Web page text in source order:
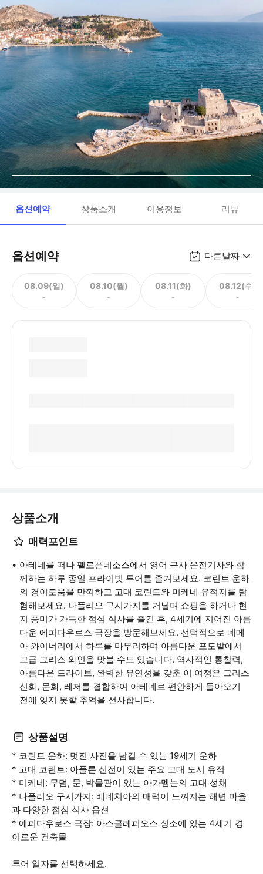
옵션예약 상품소개 이용정보 리뷰
옵션예약 다른날짜
08.09(일)
-
08.10(월)
-
08.11(화)
-
08.12(수)
-
상품소개
매력포인트
아테네를 떠나 펠로폰네소스에서 영어 구사 운전기사와 함
께하는 하루 종일 프라이빗 투어를 즐겨보세요. 코린트 운하
의 경이로움을 만끽하고 고대 코린트와 미케네 유적지를 탐
험해보세요. 나플리오 구시가지를 거닐며 쇼핑을 하거나 현
지 풍미가 가득한 점심 식사를 즐긴 후, 4세기에 지어진 아름
다운 에피다우로스 극장을 방문해보세요. 선택적으로 네메
아 와이너리에서 하루를 마무리하며 아름다운 포도밭에서
고급 그리스 와인을 맛볼 수도 있습니다. 역사적인 통찰력,
아름다운 드라이브, 완벽한 유연성을 갖춘 이 여정은 그리스
신화, 문화, 레저를 결합하여 아테네로 편안하게 돌아오기
전에 잊지 못할 추억을 선사합니다.
상품설명
* 코린트 운하: 멋진 사진을 남길 수 있는 19세기 운하
* 고대 코린트: 아폴론 신전이 있는 주요 고대 도시 유적
* 미케네: 무덤, 문, 박물관이 있는 아가멤논의 고대 성채
* 나플리오 구시가지: 베네치아의 매력이 느껴지는 해변 마을
과 다양한 점심 식사 옵션
* 에피다우로스 극장: 아스클레피오스 성소에 있는 4세기 경
이로운 건축물
투어 일자를 선택하세요.